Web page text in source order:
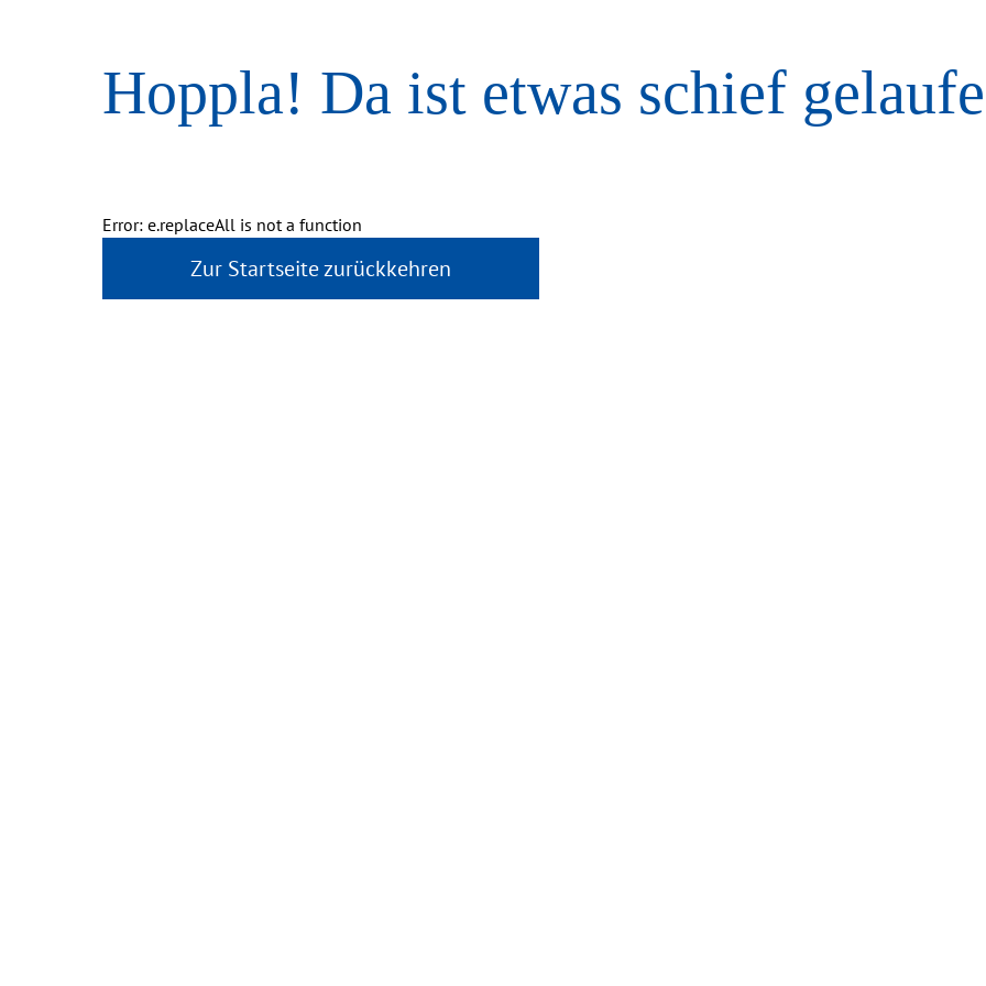
Hoppla! Da ist etwas schief
Error: e.replaceAll is not a function
Zur Startseite zurückkehren